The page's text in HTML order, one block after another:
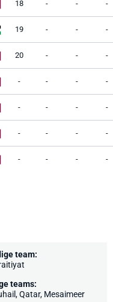
18 - - -
19 - - -
20 - - -
- - - -
- - - -
- - - -
- - - -
team:
teams:
, Qatar, Mesaimeer